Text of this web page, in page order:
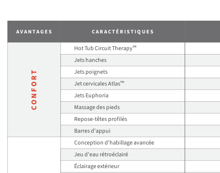
AVANTAGES CARACTÉRISTIQUES
CONFORT
Hot Tub Circuit Therapy™
Jets hanches
Jets poignets
Jet cervicales Atlas™
Jets Euphoria
Massage des pieds
Repose-têtes profilés
Barres d'appui
Conception d'habillage avancée
Jeu d'eau rétroéclairé
Éclairage extérieur